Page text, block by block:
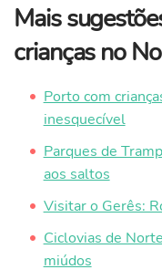
Mais
crianças no
Porto com
inesquecível
Parques de
aos saltos
Visitar o Gerês:
Ciclovias de
miúdos